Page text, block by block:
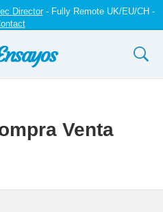
Director- Fully Remote UK/EU/CH -
Venta